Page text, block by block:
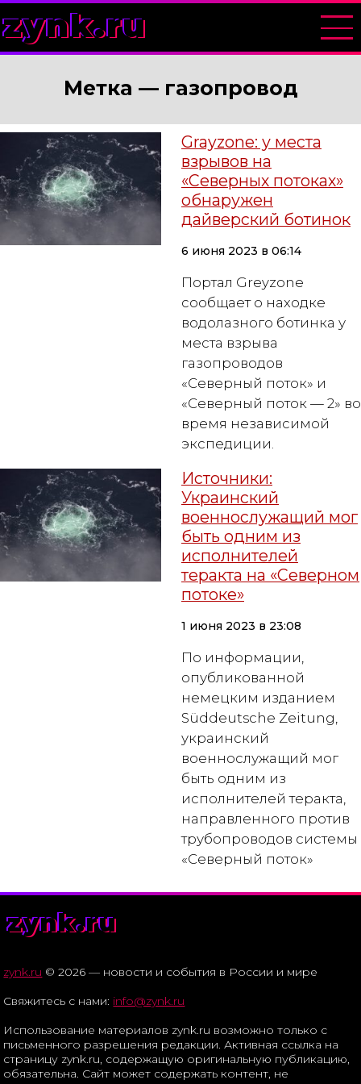
zynk.ru
Метка — газопровод
Grayzone: у места
взрывов на
«Северных потоках»
обнаружен
дайверский ботинок
6 июня 2023 в 06:14
Портал Greyzone
сообщает о находке
водолазного ботинка у
места взрыва
газопроводов
«Северный поток» и
«Северный поток — 2» во
время независимой
экспедиции.
Источники:
Украинский
военнослужащий мог
быть одним из
исполнителей
теракта на «Северном
потоке»
1 июня 2023 в 23:08
По информации,
опубликованной
немецким изданием
Süddeutsche Zeitung,
украинский
военнослужащий мог
быть одним из
исполнителей теракта,
направленного против
трубопроводов системы
«Северный поток»
zynk.ru
zynk.ru © 2026 — новости и события в России и мире
Свяжитесь с нами: info@zynk.ru
Использование материалов zynk.ru возможно только с
письменного разрешения редакции. Активная ссылка на
страницу zynk.ru, содержащую оригинальную публикацию,
обязательна. Сайт может содержать контент, не